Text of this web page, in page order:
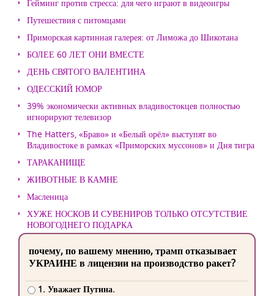
Гейминг против стресса: для чего играют в видеоигры
Путешествия с питомцами
Приморская картинная галерея: от Лиможа до Шикотана
БОЛЕЕ 60 ЛЕТ ОНИ ВМЕСТЕ
ДЕНЬ СВЯТОГО ВАЛЕНТИНА
ОДЕССКИЙ ЮМОР
39% экономически активных владивостокцев полностью
игнорируют телевизор
The Hatters, «Браво» и «Белый орёл» выступят во
Владивостоке в рамках «Приморских муссонов» и Дня тигра
ТАРАКАНИЩЕ
ЖИВОТНЫЕ В КАМНЕ
Масленица
ХУЖЕ НОСКОВ И СУВЕНИРОВ ТОЛЬКО ОТСУТСТВИЕ
НОВОГОДНЕГО ПОДАРКА
почему, по вашему мнению, трамп отказывает
УКРАИНЕ в лицензии на производство ракет?
1. Уважает Путина.